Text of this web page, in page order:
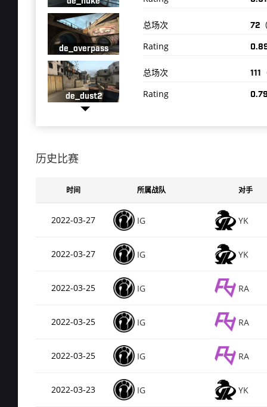
de_overpass
总场次 72
Rating
de_dust2
总场次 111
Rating
de_inferno Rating
总场次
de_cbble Rating
总场次
历史比赛
时间 所属战队 对手
2022-03-27 IG YK
2022-03-27 IG YK
2022-03-25 IG RA
2022-03-25 IG RA
2022-03-25 IG RA
2022-03-23 IG YK